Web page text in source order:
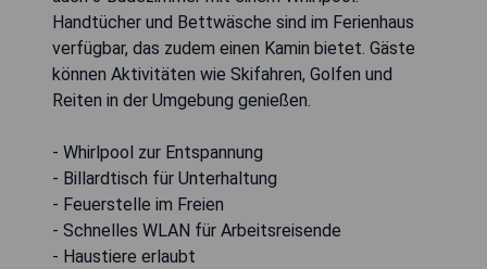
Handtücher und Bettwäsche sind im Ferienhaus
verfügbar, das zudem einen Kamin bietet. Gäste
können Aktivitäten wie Skifahren, Golfen und
Reiten in der Umgebung genießen.
- Whirlpool zur Entspannung
- Billardtisch für Unterhaltung
- Feuerstelle im Freien
- Schnelles WLAN für Arbeitsreisende
- Haustiere erlaubt